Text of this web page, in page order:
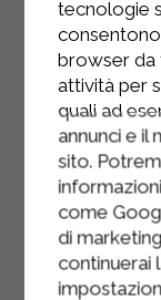
dans la
Servir
votre
tecnologie
browser da
attività per
quali ad
annunci e il
sito.
come
di
continuerai